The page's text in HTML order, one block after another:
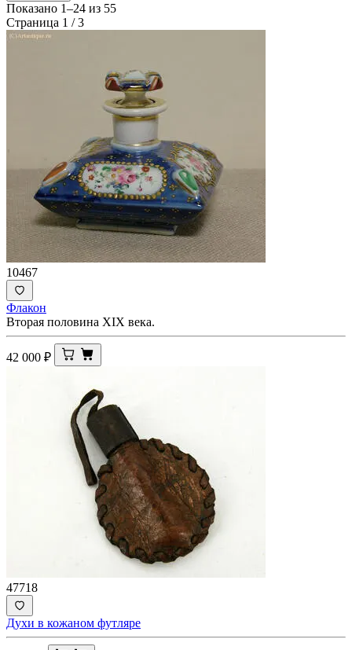
Показано 1–24 из 55
Страница 1 / 3
10467
Флакон
Вторая половина XIX века.
42 000 ₽
47718
Духи в кожаном футляре